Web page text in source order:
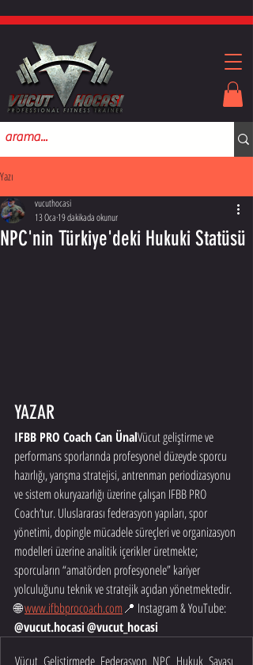
Yazı
NPC'nin Türkiye'deki Hukuki Statüsü
vucuthocasi
13 Oca 19 dakikada okunur
YAZAR
IFBB PRO Coach Can ÜnalVücut geliştirme ve
performans sporlarında profesyonel düzeyde sporcu
hazırlığı, yarışma stratejisi, antrenman periodizasyonu
ve sistem okuryazarlığı üzerine çalışan IFBB PRO
Coach’tur. Uluslararası federasyon yapıları, spor
yönetimi, dopingle mücadele süreçleri ve organizasyon
modelleri üzerine analitik içerikler üretmekte;
sporcuların “amatörden profesyonele” kariyer
yolculuğunu teknik ve stratejik açıdan yönetmektedir.
🌐 www.ifbbprocoach.com📍 Instagram & YouTube:
@vucut.hocasi@vucut_hocasi
Vücut_Geliştirmede_Federasyon_NPC_Hukuk_Savaşı